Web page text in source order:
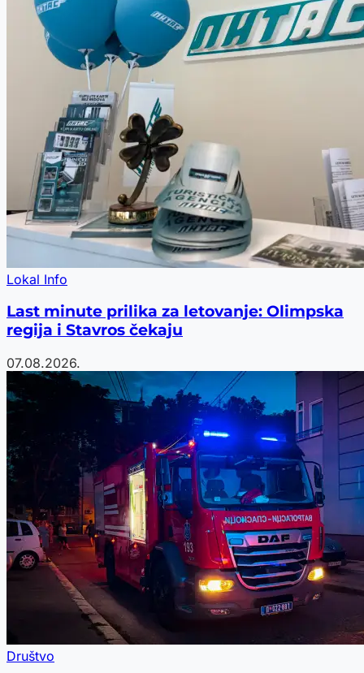
Lokal Info
Last minute prilika za letovanje: Olimpska
regija i Stavros čekaju
07.08.2026.
Društvo